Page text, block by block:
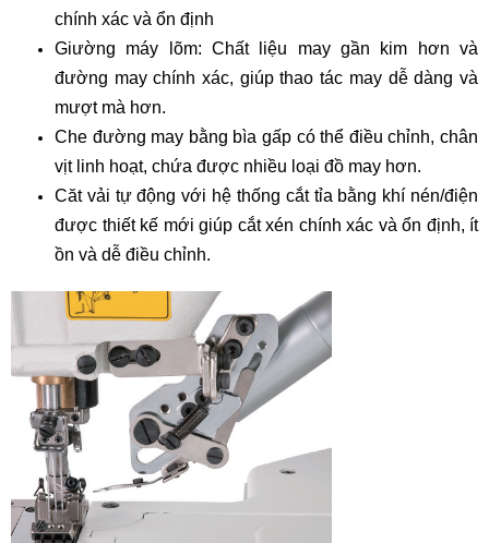
chính xác và ổn định
Giường máy lõm: Chất liệu may gần kim hơn và
đường may chính xác, giúp thao tác may dễ dàng và
mượt mà hơn.
Che đường may bằng bìa gấp có thể điều chỉnh, chân
vịt linh hoạt, chứa được nhiều loại đồ may hơn.
Căt vải tự động với hệ thống cắt tỉa bằng khí nén/điện
được thiết kế mới giúp cắt xén chính xác và ổn định, ít
ồn và dễ điều chỉnh.